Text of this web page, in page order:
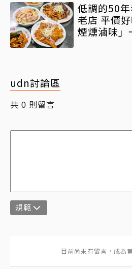
低調的50
老店 平價
煙燻滷味」
udn討論區
共 0 則留言
規範